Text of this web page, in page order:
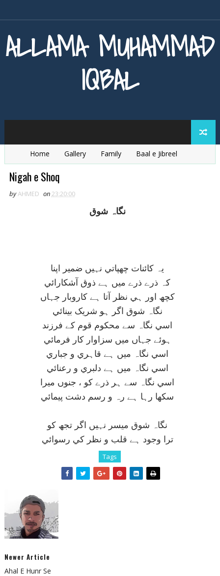
ALLAMA MUHAMMAD
IQBAL
Home Gallery Family
Baal e Jibreel
Zarb e Kaleem
Nigah e Shoq
byAHMED on23:20:00
نگاہ شوق
يہ کائنات چھپاتي نہيں ضمير اپنا
کہ ذرے ذرے ميں ہے ذوق آشکارائي
کچھ اور ہي نظر آتا ہے کاروبار جہاں
نگاہ شوق اگر ہو شريک بينائي
اسي نگاہ سے محکوم قوم کے فرزند
ہوئے جہاں ميں سزاوار کار فرمائي
اسي نگاہ ميں ہے قاہري و جباري
اسي نگاہ ميں ہے دلبري و رعنائي
اسي نگاہ سے ہر ذرے کو ، جنوں ميرا
سکھا رہا ہے رہ و رسم دشت پيمائي
نگاہ شوق ميسر نہيں اگر تجھ کو
ترا وجود ہے قلب و نظر کي رسوائي
Tags
Newer Article
Ahal E Hunr Se